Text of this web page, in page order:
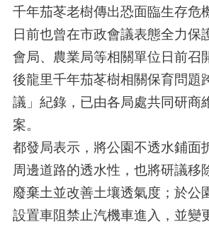
千年茄苳老樹傳出恐面臨生存危
日前也曾在市政會議表態全力保
會局、農業局等相關單位日前召
後龍里千年茄苳樹相關保育問題
議」紀錄，已由各局處共同研商
案。
都發局表示，將公園不透水鋪面
周邊道路的透水性，也將研議移
廢棄土並改善土壤透氣度；於公
設置車阻禁止汽機車進入，並變